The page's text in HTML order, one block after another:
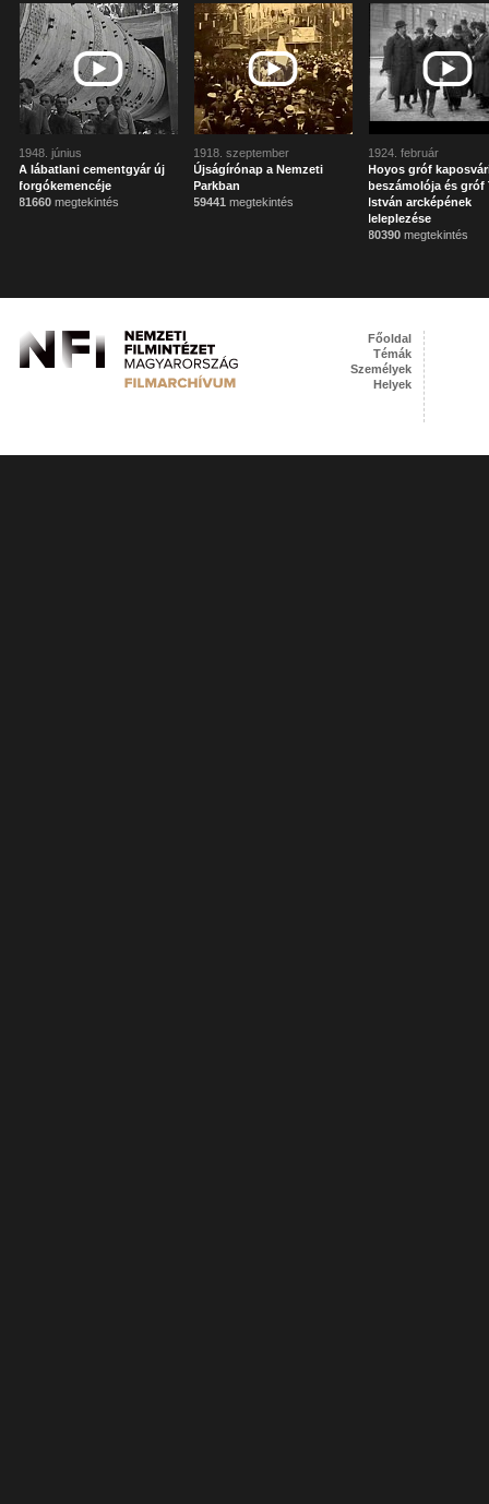
1948. június
A lábatlani cementgyár új
forgókemencéje
81660 megtekintés
1918. szeptember
Újságírónap a Nemzeti
Parkban
59441 megtekintés
1924. február
Hoyos gróf
beszámolója és gróf
István arcképének
leleplezése
80390 megtekintés
Főoldal
Témák
Személyek
Helyek